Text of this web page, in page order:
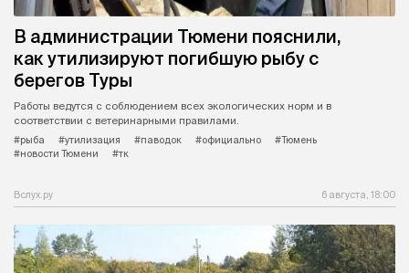
В администрации Тюмени пояснили,
как утилизируют погибшую рыбу с
берегов Туры
Работы ведутся с соблюдением всех экологических норм и в
соответствии с ветеринарными правилами.
#рыба
#утилизация #паводок #официально
#Тюмень
#новости Тюмени
#тк
Вслух.ру 6 августа, 18:00